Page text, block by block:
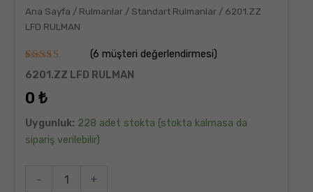
Ana Sayfa / Rulmanlar / Standart Rulmanlar / 6201.ZZ
LFD RULMAN
6müşteri
puanına
5
5.00
puan
aldı
(6 müşteri değerlendirmesi)
6201.ZZ LFD RULMAN
0 ₺
Uygunluk: 228 adet stokta (stokta kalmasa da
sipariş verilebilir)
- +